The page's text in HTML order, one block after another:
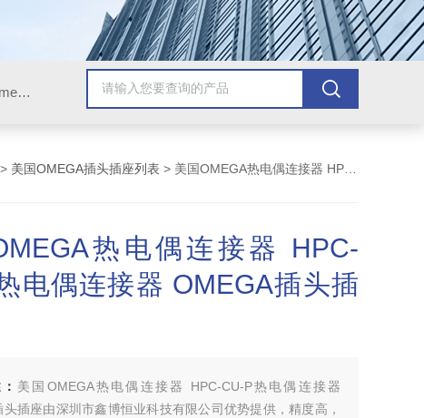
Omega插头,Omega测温线,热电偶测温线,热电偶线,铠装热电偶,热电偶连接器,热电偶插头,Omega热电偶线,T型热电偶线,TMC测温纸
美国OMEGA插头插座列表 > 美国OMEGA热电偶连接器 HPC-CU-P热电偶连接器 OMEGA插头插座
热电偶连接器 HPC-
电偶连接器 OMEGA插头插
美国OMEGA热电偶连接器 HPC-CU-P热电偶连接器
头插座由深圳市鑫博恒业科技有限公司优势提供，精度高，